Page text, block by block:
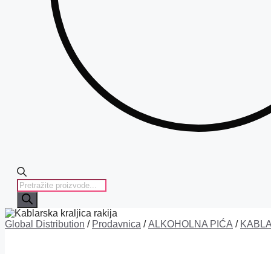
PRODUCTS
SEARCH
Global Distribution / Prodavnica /ALKOHOLNA PIĆA /